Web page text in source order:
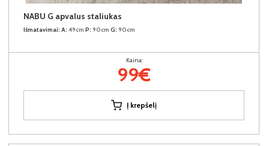
NABU G apvalus staliukas
Išmatavimai: A: 49cm P: 90cm G: 90cm
Kaina:
99€
Į krepšelį